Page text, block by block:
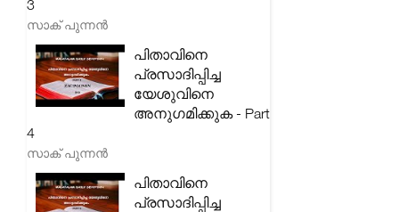
3
സാക് പുന്നൻ
പിതാവിനെ
പ്രസാദിപ്പിച്ച
യേശുവിനെ
അനുഗമിക്കുക - Part
4
സാക് പുന്നൻ
പിതാവിനെ
പ്രസാദിപ്പിച്ച